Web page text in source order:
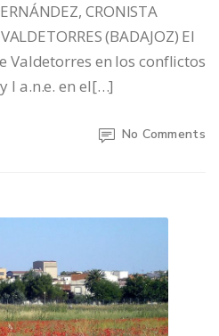
CRONISTA
(BADAJOZ) El
Valdetorres en los conflictos
I a.n.e. en el[…]
No Comments